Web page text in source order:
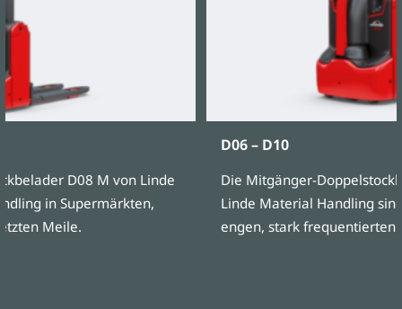
D08 M von Linde
in Supermärkten,
Meile.
D06 – D10
Die Mitgänger-
Linde Material Handling
engen, stark frequentierten